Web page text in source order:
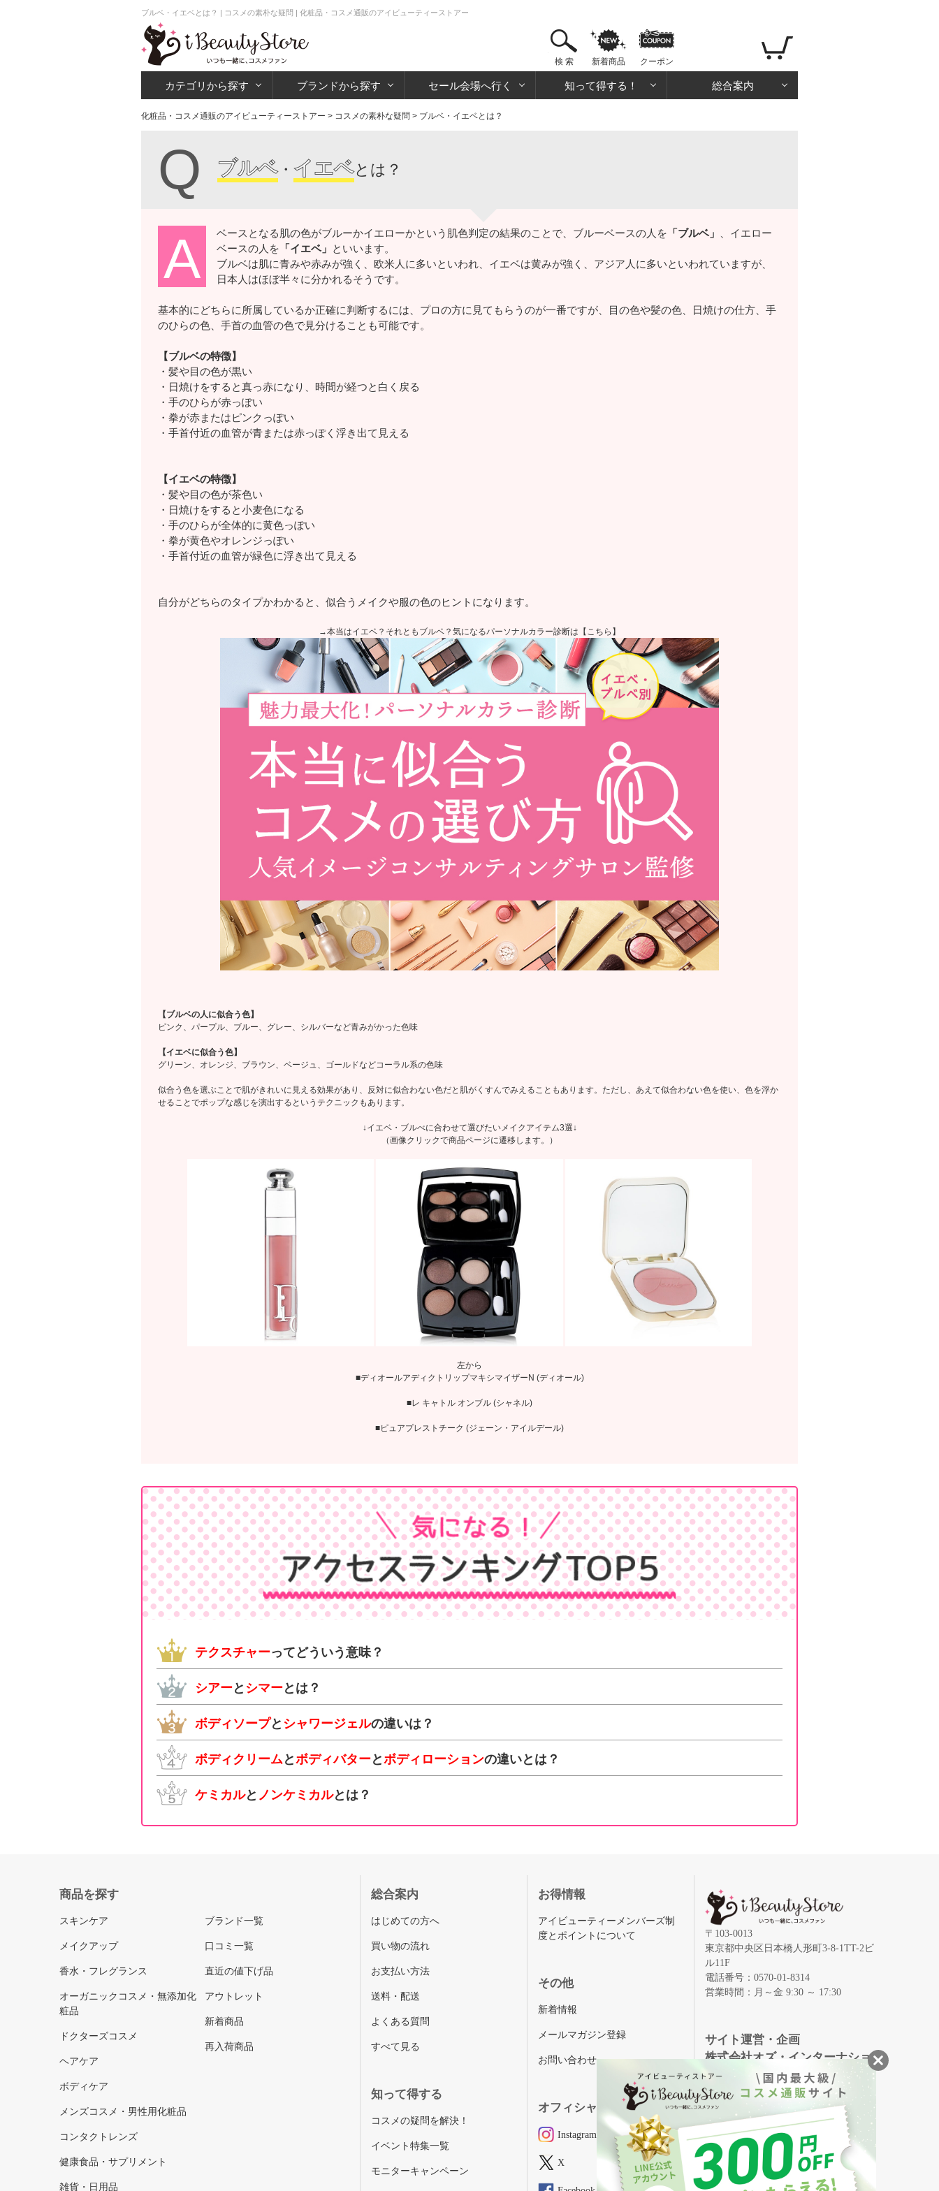
ブルベ・イエベとは？ | コスメの素朴な疑問 | 化粧品・コスメ通販のアイビューティーストアー
検 索 新着商品 クーポン
カテゴリから探す ブランドから探す セール会場へ行く 知って得する！ 総合案内
化粧品・コスメ通販のアイビューティーストアー > コスメの素朴な疑問 > ブルベ・イエベとは？
Q ブルベ・ イエベとは？
A ベースとなる肌の色がブルーかイエローかという肌色判定の結果のことで、ブルーベースの人を 「ブルベ」
、イエロー
ベースの人を 「イエベ」 といいます。
ブルベは肌に青みや赤みが強く、欧米人に多いといわれ、イエベは黄みが強く、アジア人に多いといわれていますが、
日本人はほぼ半々に分かれるそうです。
基本的にどちらに所属しているか正確に判断するには、プロの方に見てもらうのが一番ですが、目の色や髪の色、日焼けの仕方、手
のひらの色、手首の血管の色で見分けることも可能です。
【ブルベの特徴】
・髪や目の色が黒い
・日焼けをすると真っ赤になり、時間が経つと白く戻る
・手のひらが赤っぽい
・拳が赤またはピンクっぽい
・手首付近の血管が青または赤っぽく浮き出て見える
【イエベの特徴】
・髪や目の色が茶色い
・日焼けをすると小麦色になる
・手のひらが全体的に黄色っぽい
・拳が黄色やオレンジっぽい
・手首付近の血管が緑色に浮き出て見える
自分がどちらのタイプかわかると、似合うメイクや服の色のヒントになります。
→本当はイエベ？それともブルベ？気になるパーソナルカラー診断は【こちら】
【ブルベの人に似合う色】
ピンク、パープル、ブルー、グレー、シルバーなど青みがかった色味
【イエベに似合う色】
グリーン、オレンジ、ブラウン、ベージュ、ゴールドなどコーラル系の色味
似合う色を選ぶことで肌がきれいに見える効果があり、反対に似合わない色だと肌がくすんでみえることもあります。ただし、あえて似合わない色を使い、色を浮か
せることでポップな感じを演出するというテクニックもあります。
↓イエベ・ブルべに合わせて選びたいメイクアイテム3選↓
（画像クリックで商品ページに遷移します。）
左から
■ディオールアディクトリップマキシマイザーN (ディオール)
■レ キャトル オンブル (シャネル)
■ピュアプレストチーク (ジェーン・アイルデール)
テクスチャーってどういう意味？
シアーと シマーとは？
ボディソープと シャワージェルの違いは？
ボディクリームとボディバターとボディローションの違いとは？
ケミカルと ノンケミカルとは？
商品を探す
スキンケア
メイクアップ
香水・フレグランス
オーガニックコスメ・無添加化
粧品
ドクターズコスメ
ヘアケア
ボディケア
メンズコスメ・男性用化粧品
コンタクトレンズ
健康食品・サプリメント
雑貨・日用品
ブランド一覧
口コミ一覧
直近の値下げ品
アウトレット
新着商品
再入荷商品
総合案内
はじめての方へ
買い物の流れ
お支払い方法
送料・配送
よくある質問
すべて見る
知って得する
コスメの疑問を解決！
イベント特集一覧
モニターキャンペーン
お得情報
アイビューティーメンバーズ制
度とポイントについて
その他
新着情報
メールマガジン登録
お問い合わせ
オフィシャルSNS
Instagram
X
〒103-0013
東京都中央区日本橋人形町3-8-1TT-2ビ
ル11F
電話番号：0570-01-8314
営業時間：月～金 9:30 ～ 17:30
サイト運営・企画
株式会社オズ・インターナショ
ナル
創業150年、英国伝統の最高級猪毛ハン
ドメイドヘアブラシ
メイソンピアソン